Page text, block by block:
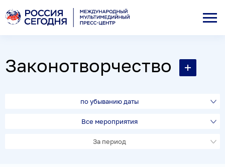
Законотворчество
по убыванию даты
Все мероприятия
За период